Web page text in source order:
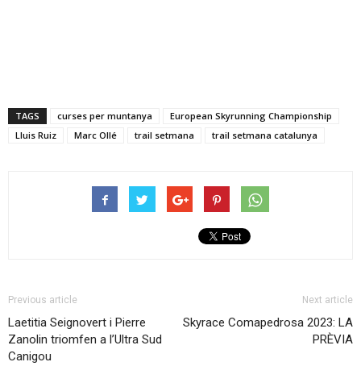
TAGS curses per muntanya
European Skyrunning Championship
Lluis Ruiz
Marc Ollé trail setmana trail setmana catalunya
Previous article
Laetitia Seignovert i Pierre
Zanolin triomfen a l’Ultra Sud
Canigou
Next article
Skyrace Comapedrosa 2023: LA
PRÈVIA